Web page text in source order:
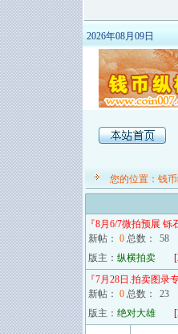
2026年08月09日
您的位置： 钱
『8月6/7微拍预展 铄
新帖： 0 总数： 58
版主： 纵横拍卖
『7月28日.拍卖图录
新帖： 0 总数：
23
版主： 绝对大雄